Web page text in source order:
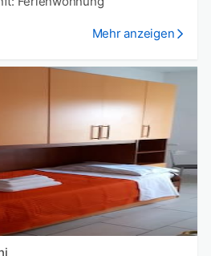
Mehr anzeigen